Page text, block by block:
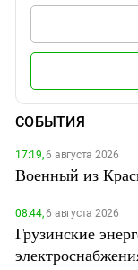
СОБЫТИЯ
17:19,6 августа 2026
Военный из
08:44,6 августа 2026
Грузинские